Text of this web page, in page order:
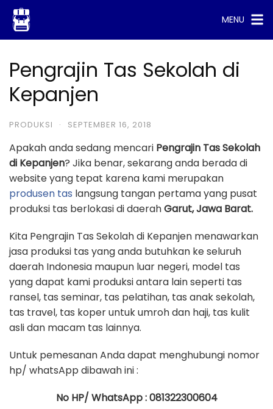
Skip
content
MENU
Pengrajin Tas Sekolah di
Kepanjen
PRODUKSI · SEPTEMBER 16, 2018
Apakah anda sedang mencari Pengrajin Tas Sekolah
di Kepanjen? Jika benar, sekarang anda berada di
website yang tepat karena kami merupakan
produsen tas langsung tangan pertama yang pusat
produksi tas berlokasi di daerahGarut, Jawa Barat.
Kita Pengrajin Tas Sekolah di Kepanjen menawarkan
jasa produksi tas yang anda butuhkan ke seluruh
daerah Indonesia maupun luar negeri, model tas
yang dapat kami produksi antara lain seperti tas
ransel, tas seminar, tas pelatihan, tas anak sekolah,
tas travel, tas koper untuk umroh dan haji, tas kulit
asli dan macam tas lainnya.
Untuk pemesanan Anda dapat menghubungi nomor
hp/ whatsApp dibawah ini :
No HP/ WhatsApp : 081322300604